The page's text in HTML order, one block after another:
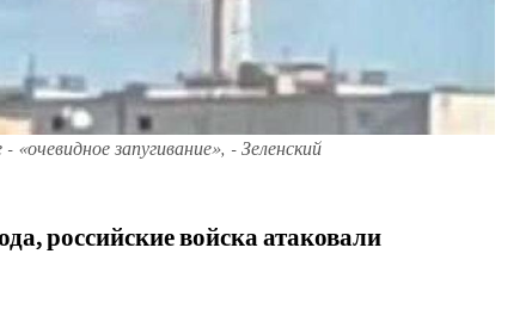
запугивание», - Зеленский
российские войска атаковали